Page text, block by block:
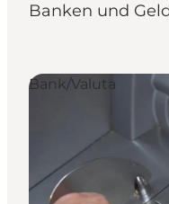
Booking
Banken und
Bank/Valuta